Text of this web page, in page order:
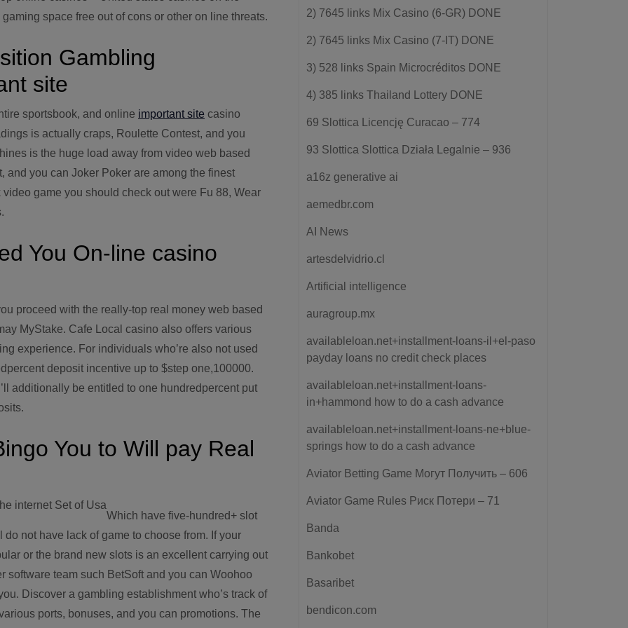
space free out of cons or other on line threats.
Gambling
site
sportsbook, and online important site casino
is actually craps, Roulette Contest, and you
is the huge load away from video web based
and you can Joker Poker are among the finest
game you should check out were Fu 88, Wear
You On-line casino
proceed with the really-top real money web based
MyStake. Cafe Local casino also offers various
experience. For individuals who’re also not used
deposit incentive up to $step one,100000.
additionally be entitled to one hundredpercent put
You to Will pay Real
Which have five-hundred+ slot
not have lack of game to choose from. If your
or the brand new slots is an excellent carrying out
software team such BetSoft and you can Woohoo
Discover a gambling establishment who’s track of
ports, bonuses, and you can promotions. The
2) 7645 links Mix Casino (6-GR) DONE
2) 7645 links Mix Casino (7-IT) DONE
3) 528 links Spain Microcréditos DONE
4) 385 links Thailand Lottery DONE
69 Slottica Licencję Curacao – 774
93 Slottica Slottica Działa Legalnie – 936
a16z generative ai
aemedbr.com
AI News
artesdelvidrio.cl
Artificial intelligence
auragroup.mx
availableloan.net+installment-loans-il+el-paso
payday loans no credit check places
availableloan.net+installment-loans-
in+hammond how to do a cash advance
availableloan.net+installment-loans-ne+blue-
springs how to do a cash advance
Aviator Betting Game Могут Получить – 606
Aviator Game Rules Риск Потери – 71
Banda
Bankobet
Basaribet
bendicon.com